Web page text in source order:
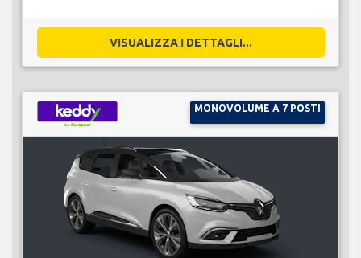
VISUALIZZA I DETTAGLI...
MONOVOLUME A 7 POSTI